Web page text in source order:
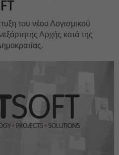
του νέου Λογισμικού
Αρχής κατά της